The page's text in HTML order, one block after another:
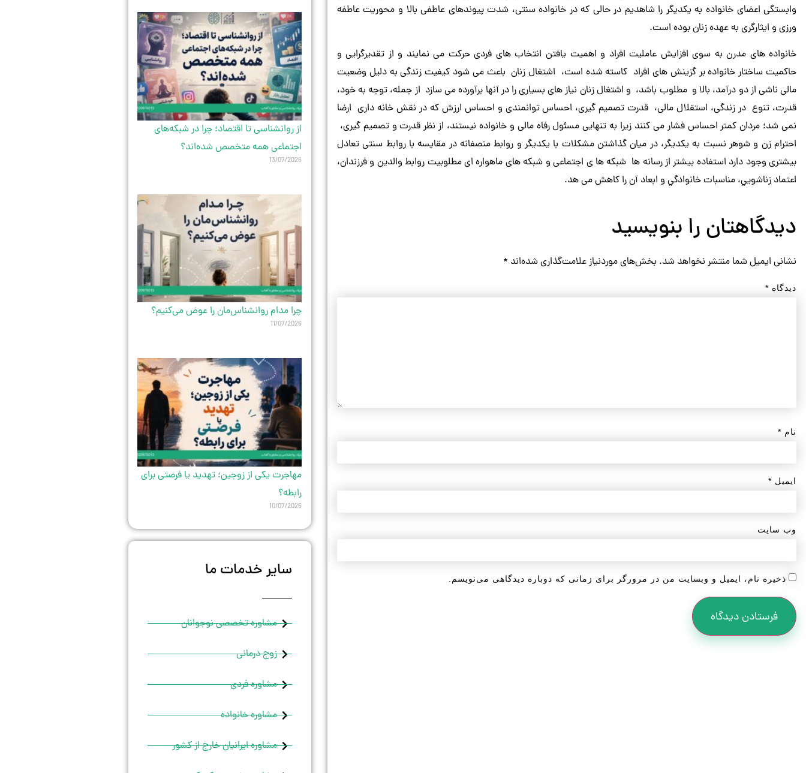
وابستگی اعضای خانواده به یکدیگر را شاهدیم در حالی که در خانواده سنتی، شدت پیوندهای عاطفی بالا و محوریت عاطفه
ورزی و ایثارگری به عهده زنان بوده است.
خانواده های مدرن به سوی افزایش عاملیت افراد و اهمیت یافتن انتخاب های فردی حرکت می نمایند و از تقدیرگرایی و
حاکمیت ساختار خانواده بر گزینش های افراد کاسته شده است، اشتغال زنان باعث می شود کیفیت زندگی به دلیل وضعیت
مالی ناشی از دو درآمد، بالا و مطلوب باشد، و اشتغال زنان نیاز های بسیاری را در آنها برآورده می سازد از جمله، توجه به خود،
قدرت، تنوع در زندگی، استقلال مالی، قدرت تصمیم گیری، احساس توانمندی و احساس ارزش که در نقش خانه داری ارضا
نمی شد؛ مردان کمتر احساس فشار می کنند زیرا به تنهایی مسئول رفاه مالی و خانواده نیستند، از نظر قدرت و تصمیم گیری،
احترام زن و شوهر نسبت به یکدیگر، در میان گذاشتن مشکلات با یکدیگر و روابط منصفانه در مقایسه با روابط سنتی تعادل
بیشتری وجود دارد استفاده بیشتر از رسانه ها شبکه ها ی اجتماعی و شبکه های ماهواره ای مطلوبیت روابط والدين و فرزندان،
اعتماد زناشويي، مناسبات خانوادگي و ابعاد آن را کاهش می هد.
دیدگاهتان را بنویسید
نشانی ایمیل شما منتشر نخواهد شد. بخش‌های موردنیاز علامت‌گذاری شده‌اند *
دیدگاه *
نام *
ایمیل *
وب‌ سایت
ذخیره نام، ایمیل و وبسایت من در مرورگر برای زمانی که دوباره دیدگاهی می‌نویسم.
از روانشناسی تا اقتصاد؛ چرا در شبکه‌های
اجتماعی همه متخصص شده‌اند؟
13/07/2026
چرا مدام روانشناس‌مان را عوض می‌کنیم؟
11/07/2026
مهاجرت یکی از زوجین؛ تهدید یا فرصتی برای
رابطه؟
10/07/2026
سایر خدمات ما
مشاوره تخصصی نوجوانان
زوج درمانی
مشاوره فردی
مشاوره خانواده
مشاوره ایرانیان خارج از کشور